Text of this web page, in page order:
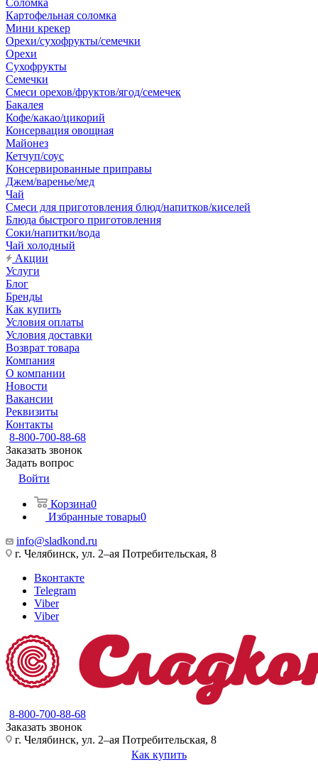
Соломка
Картофельная соломка
Мини крекер
Орехи/сухофрукты/семечки
Орехи
Сухофрукты
Семечки
Смеси орехов/фруктов/ягод/семечек
Бакалея
Кофе/какао/цикорий
Консервация овощная
Майонез
Кетчуп/соус
Консервированные приправы
Джем/варенье/мед
Чай
Смеси для приготовления блюд/напитков/киселей
Блюда быстрого приготовления
Соки/напитки/вода
Чай холодный
Акции
Услуги
Блог
Бренды
Как купить
Условия оплаты
Условия доставки
Возврат товара
Компания
О компании
Новости
Вакансии
Реквизиты
Контакты
8-800-700-88-68
Заказать звонок
Задать вопрос
Войти
Корзина0
Избранные товары0
info@sladkond.ru
г. Челябинск, ул. 2–ая Потребительская, 8
Вконтакте
Telegram
Viber
Viber
8-800-700-88-68
Заказать звонок
г. Челябинск, ул. 2–ая Потребительская, 8
Как купить